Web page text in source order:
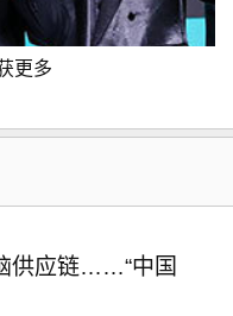
更多
供应链……“中国